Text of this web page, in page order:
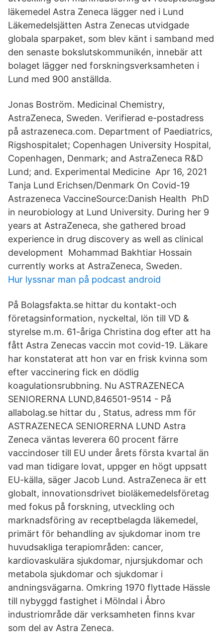
läkemedel Astra Zeneca lägger ned i Lund
Läkemedelsjätten Astra Zenecas utvidgade
globala sparpaket, som blev känt i samband med
den senaste bokslutskommunikén, innebär att
bolaget lägger ned forskningsverksamheten i
Lund med 900 anställda.
Jonas Boström. Medicinal Chemistry,
AstraZeneca, Sweden. Verifierad e-postadress
på astrazeneca.com. Department of Paediatrics,
Rigshospitalet; Copenhagen University Hospital,
Copenhagen, Denmark; and AstraZeneca R&D
Lund; and. Experimental Medicine Apr 16, 2021
Tanja Lund Erichsen/Denmark On Covid-19
Astrazeneca VaccineSource:Danish Health PhD
in neurobiology at Lund University. During her 9
years at AstraZeneca, she gathered broad
experience in drug discovery as well as clinical
development Mohammad Bakhtiar Hossain
currently works at AstraZeneca, Sweden.
Hur lyssnar man på podcast android
På Bolagsfakta.se hittar du kontakt-och
företagsinformation, nyckeltal, lön till VD &
styrelse m.m. 61-åriga Christina dog efter att ha
fått Astra Zenecas vaccin mot covid-19. Läkare
har konstaterat att hon var en frisk kvinna som
efter vaccinering fick en dödlig
koagulationsrubbning. Nu ASTRAZENECA
SENIORERNA LUND,846501-9514 - På
allabolag.se hittar du , Status, adress mm för
ASTRAZENECA SENIORERNA LUND Astra
Zeneca väntas leverera 60 procent färre
vaccindoser till EU under årets första kvartal än
vad man tidigare lovat, uppger en högt uppsatt
EU-källa, säger Jacob Lund. AstraZeneca är ett
globalt, innovationsdrivet bioläkemedelsföretag
med fokus på forskning, utveckling och
marknadsföring av receptbelagda läkemedel,
primärt för behandling av sjukdomar inom tre
huvudsakliga terapiområden: cancer,
kardiovaskulära sjukdomar, njursjukdomar och
metabola sjukdomar och sjukdomar i
andningsvägarna. Omkring 1970 flyttade Hässle
till nybyggd fastighet i Mölndal i Åbro
industriområde där verksamheten finns kvar
som del av Astra Zeneca.